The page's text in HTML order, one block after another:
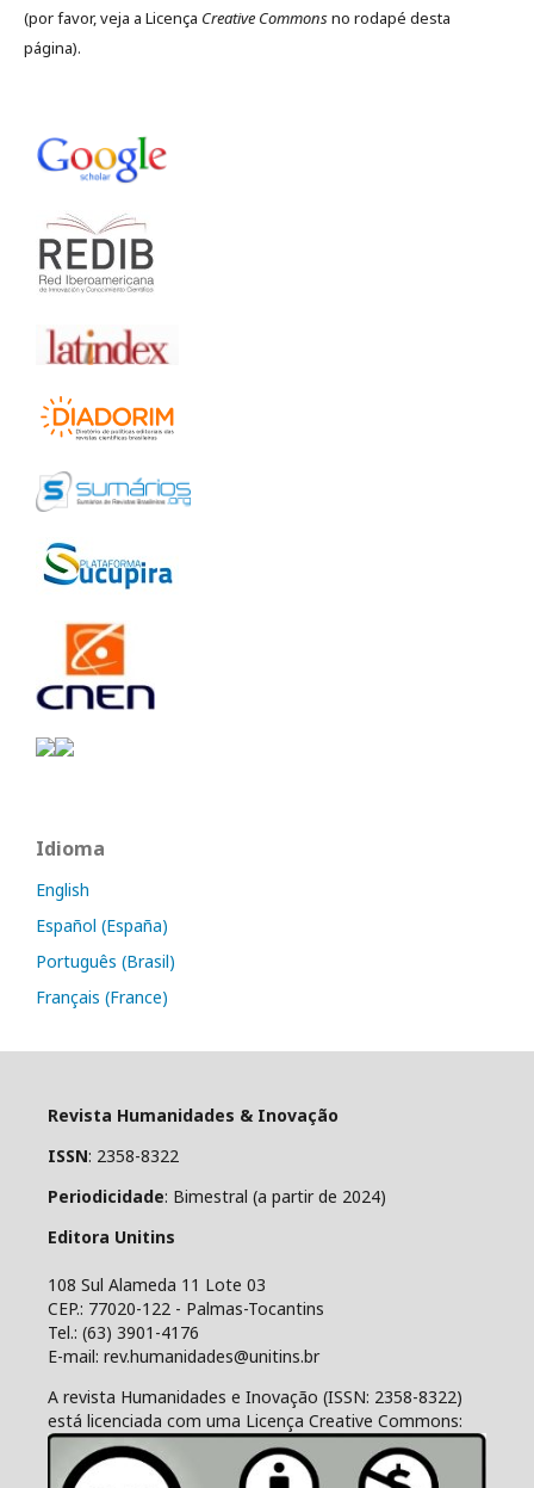
(por favor, veja a Licença Creative Commonsno rodapé desta
página).
Idioma
English
Español (España)
Português (Brasil)
Français (France)
Revista Humanidades & Inovação
ISSN: 2358-8322
Periodicidade: Bimestral (a partir de 2024)
Editora Unitins
108 Sul Alameda 11 Lote 03
CEP.: 77020-122 - Palmas-Tocantins
Tel.: (63) 3901-4176
E-mail: rev.humanidades@unitins.br
A revista Humanidades e Inovação (ISSN: 2358-8322)
está licenciada com uma Licença Creative Commons: